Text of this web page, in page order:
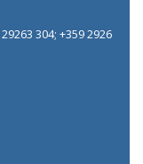
304; +359 2926